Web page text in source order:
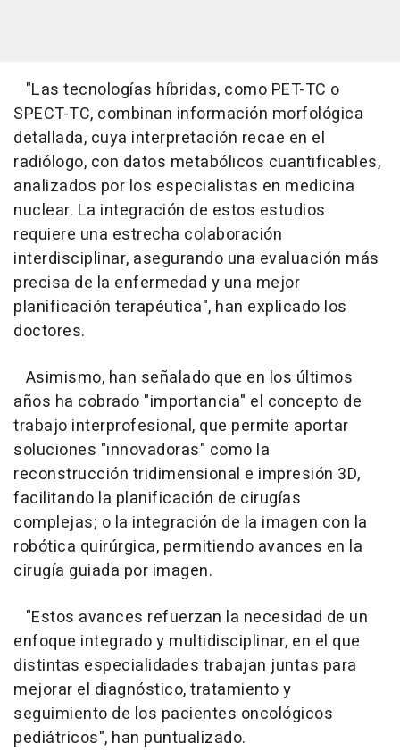
"Las tecnologías híbridas, como PET-TC o
SPECT-TC, combinan información morfológica
detallada, cuya interpretación recae en el
radiólogo, con datos metabólicos cuantificables,
analizados por los especialistas en medicina
nuclear. La integración de estos estudios
requiere una estrecha colaboración
interdisciplinar, asegurando una evaluación más
precisa de la enfermedad y una mejor
planificación terapéutica", han explicado los
doctores.
Asimismo, han señalado que en los últimos
años ha cobrado "importancia" el concepto de
trabajo interprofesional, que permite aportar
soluciones "innovadoras" como la
reconstrucción tridimensional e impresión 3D,
facilitando la planificación de cirugías
complejas; o la integración de la imagen con la
robótica quirúrgica, permitiendo avances en la
cirugía guiada por imagen.
"Estos avances refuerzan la necesidad de un
enfoque integrado y multidisciplinar, en el que
distintas especialidades trabajan juntas para
mejorar el diagnóstico, tratamiento y
seguimiento de los pacientes oncológicos
pediátricos", han puntualizado.